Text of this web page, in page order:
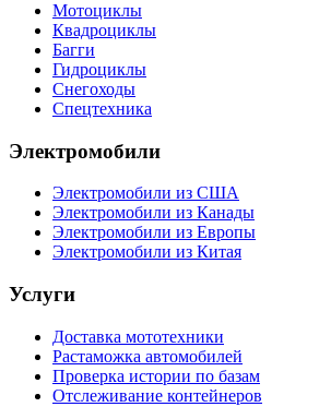
Мотоциклы
Квадроциклы
Багги
Гидроциклы
Снегоходы
Спецтехника
Электромобили
Электромобили из США
Электромобили из Канады
Электромобили из Европы
Электромобили из Китая
Услуги
Доставка мототехники
Растаможка автомобилей
Проверка истории по базам
Отслеживание контейнеров